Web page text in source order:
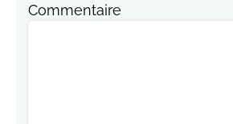
Commentaire